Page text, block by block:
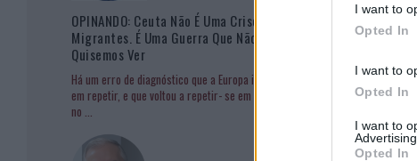
I want to
Opted In
I want to
Opted In
I want to
Advertising.
Opted In
OPINANDO: Ceuta Não É Uma Crise De
Migrantes. É Uma Guerra Que Não
Quisemos Ver
Há um erro de diagnóstico que a Europa insiste
em repetir, e que voltou a repetir- se em Ceuta
no ...